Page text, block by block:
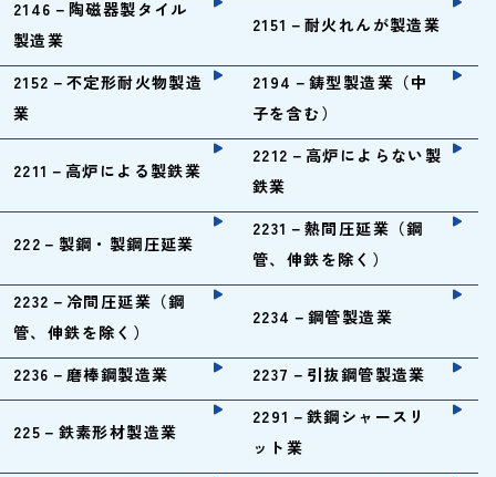
2146－陶磁器製タイル
製造業
2151－耐火れんが製造業
2152－不定形耐火物製造
業
2194－鋳型製造業（中
子を含む）
2211－高炉による製鉄業
2212－高炉によらない製
鉄業
222－製鋼・製鋼圧延業
2231－熱間圧延業（鋼
管、伸鉄を除く）
2232－冷間圧延業（鋼
管、伸鉄を除く）
2234－鋼管製造業
2236－磨棒鋼製造業 2237－引抜鋼管製造業
225－鉄素形材製造業
2291－鉄鋼シャースリ
ット業